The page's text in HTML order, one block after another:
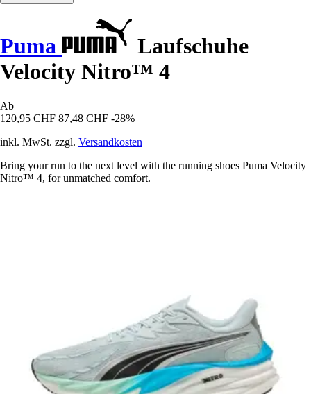
Puma
Laufschuhe
Velocity Nitro™ 4
Ab
120,95 CHF 87,48 CHF -28%
inkl. MwSt. zzgl. Versandkosten
Bring your run to the next level with the running shoes Puma Velocity
Nitro™ 4, for unmatched comfort.